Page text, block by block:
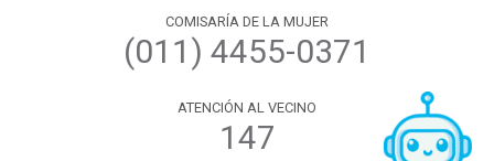
COMISARÍA DE LA MUJER
(011) 4455-0371
ATENCIÓN AL VECINO
147